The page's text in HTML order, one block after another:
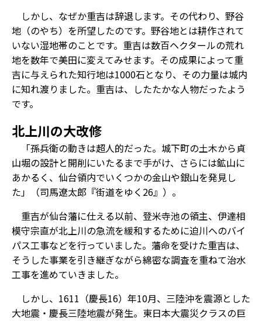
しかし、なぜか重吉は辞退します。その代わり、野谷
地（のやち）を所望したのです。野谷地とは耕作されて
いない湿地帯のことです。重吉は数百ヘクタールの荒れ
地を数年で美田に変えてみせます。その成果によって重
吉に与えられた知行地は1000石となり、その力量は城内
に知れ渡りました。重吉は、したたかな人物だったよう
です。
北上川の大改修
「孫兵衛の動きは超人的だった。城下町の土木から貞
山堀の設計と開削にいたるまで手がけ、さらには鉱山に
あかるく、仙台領内でいくつかの金山や銀山を発見し
た」（司馬遼太郎『街道をゆく26』）。
重吉が仙台藩に仕える以前、登米寺池の領主、伊達相
模守宗直が北上川の急流を緩和するために迫川へのバイ
パス工事などを行っていました。藩命を受けた重吉は、
そうした事業を引き継ぎながら綿密な調査を重ねて治水
工事を進めていきました。
しかし、1611（慶長16）年10月、三陸沖を震源とした
大地震・慶長三陸地震が発生。東日本大震災クラスの巨